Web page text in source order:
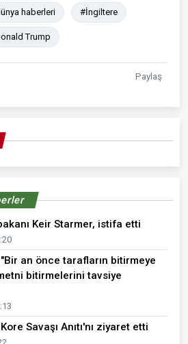
haberleri #İngiltere
Trump
Paylaş
Keir Starmer, istifa etti
an önce tarafların bitirmeye
bitirmelerini tavsiye
Savaşı Anıtı'nı ziyaret etti